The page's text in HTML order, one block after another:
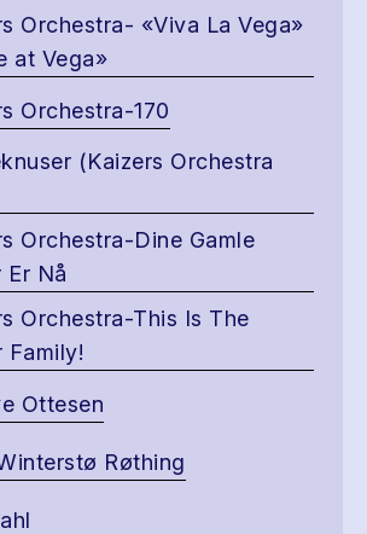
Orchestra- «Viva La Vega»
at Vega»
Orchestra-170
(Kaizers Orchestra
Orchestra-Dine Gamle
Er Nå
Orchestra-This Is The
Family!
Ottesen
Røthing